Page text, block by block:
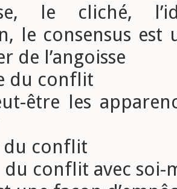
le cliché,
le consensus est
de l’angoisse
du conflit
être les
du conflit
du conflit avec soi-